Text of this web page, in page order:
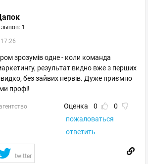
1
зрозумів одне - коли команда
результат видно вже з перших
без зайвих нервів. Дуже приємно
профі!
Оценка 0
0
пожаловаться
ответить
twitter